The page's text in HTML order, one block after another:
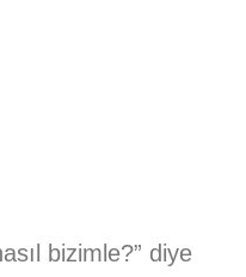
bizimle?” diye